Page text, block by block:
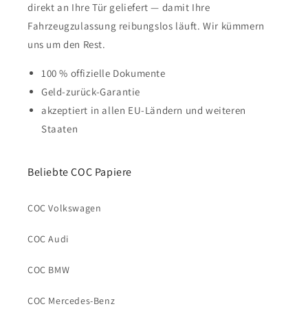
direkt an Ihre Tür geliefert — damit Ihre
Fahrzeugzulassung reibungslos läuft. Wir kümmern
uns um den Rest.
100 % offizielle Dokumente
Geld-zurück-Garantie
akzeptiert in allen EU-Ländern und weiteren
Staaten
Beliebte COC Papiere
COC Volkswagen
COC Audi
COC BMW
COC Mercedes-Benz